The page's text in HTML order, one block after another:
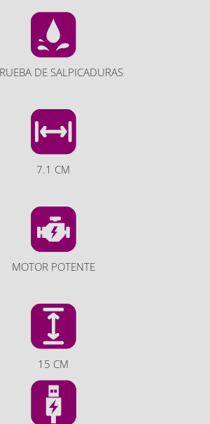
DE SALPICADURAS
7.1 CM
MOTOR POTENTE
15 CM